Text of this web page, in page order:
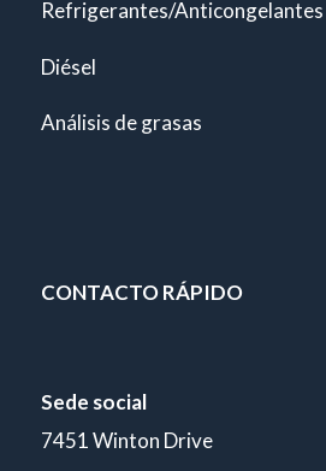
Refrigerantes/Anticongelantes
Diésel
Análisis de grasas
CONTACTO RÁPIDO
Sede social
7451 Winton Drive